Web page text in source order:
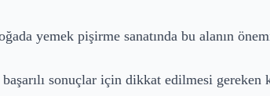
yemek pişirme sanatında bu alanın
sonuçlar için dikkat edilmesi